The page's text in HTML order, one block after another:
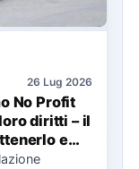
26 Lug 2026
No Profit
diritti – il
e